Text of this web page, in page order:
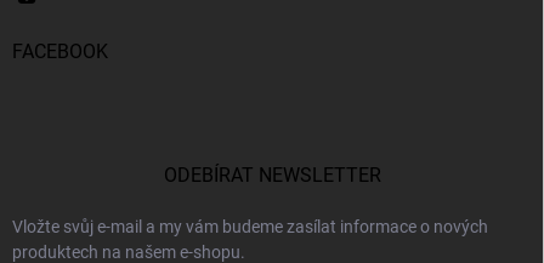
FACEBOOK
ODEBÍRAT NEWSLETTER
Vložte svůj e-mail a my vám budeme zasílat informace o nových
produktech na našem e-shopu.